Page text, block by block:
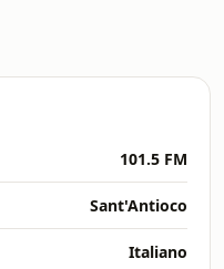
101.5 FM
Sant'Antioco
Italiano